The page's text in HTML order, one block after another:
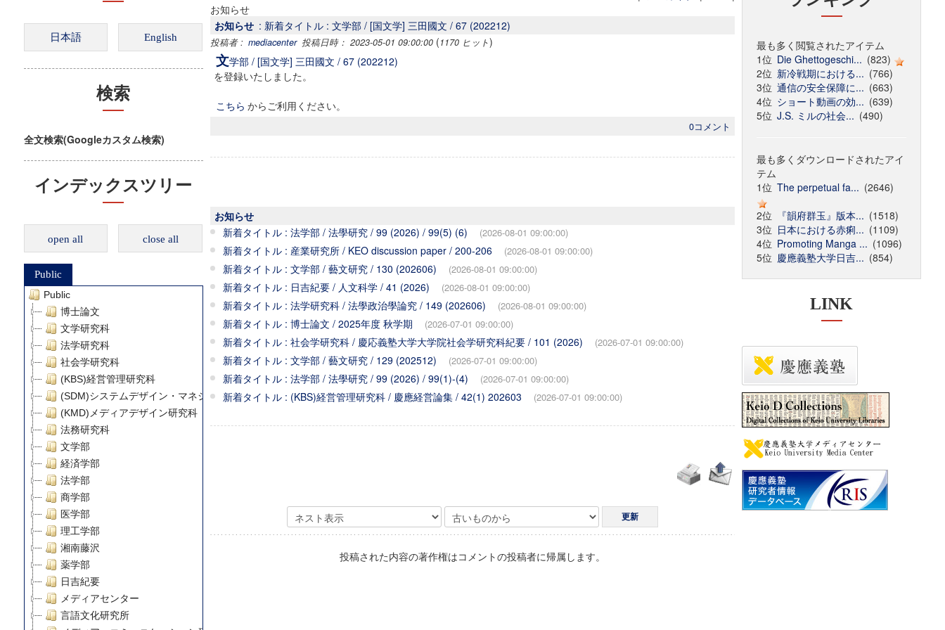
検索
全文検索(Googleカスタム検索)
インデックスツリー
open all close all
Public
Public
博士論文
文学研究科
法学研究科
社会学研究科
(KBS)経営管理研究科
(SDM)システムデザイン・マネジメント研究科
(KMD)メディアデザイン研究科
法務研究科
文学部
経済学部
法学部
商学部
医学部
理工学部
湘南藤沢
薬学部
日吉紀要
メディアセンター
言語文化研究所
お知らせ
お知らせ : 新着タイトル : 文学部 / [国文学] 三田國文 / 67 (202212)
投稿者 : mediacenter 投稿日時： 2023-05-01 09:00:00(1170 ヒット)
文学部 / [国文学] 三田國文 / 67 (202212)
を登録いたしました。
こちら からご利用ください。
0コメント
お知らせ
新着タイトル : 法学部 / 法學研究 / 99 (2026) / 99(5) (6)
(2026-08-01 09:00:00)
新着タイトル : 産業研究所 / KEO discussion paper / 200-206 (2026-08-01 09:00:00)
新着タイトル : 文学部 / 藝文研究 / 130 (202606) (2026-08-01 09:00:00)
新着タイトル : 日吉紀要 / 人文科学 / 41 (2026) (2026-08-01 09:00:00)
新着タイトル : 法学研究科 / 法學政治學論究 / 149 (202606) (2026-08-01 09:00:00)
新着タイトル : 博士論文 / 2025年度 秋学期 (2026-07-01 09:00:00)
新着タイトル : 社会学研究科 / 慶応義塾大学大学院社会学研究科紀要 / 101 (2026) (2026-07-01 09:00:00)
新着タイトル : 文学部 / 藝文研究 / 129 (202512) (2026-07-01 09:00:00)
新着タイトル : 法学部 / 法學研究 / 99 (2026) / 99(1)-(4) (2026-07-01 09:00:00)
新着タイトル : (KBS)経営管理研究科 / 慶應経営論集 / 42(1) 202603 (2026-07-01 09:00:00)
投稿された内容の著作権はコメントの投稿者に帰属します。
最も多く閲覧されたアイテム
1位 Die Ghettogeschi... (823)
2位 新冷戦期における... (766)
3位 通信の安全保障に... (663)
4位 ショート動画の効... (639)
5位 J.S. ミルの社会... (490)
最も多くダウンロードされたアイ
テム
1位 The perpetual fa... (2646)
2位
『韻府群玉』版本... (1518)
3位 日本における赤痢... (1109)
4位 Promoting Manga ... (1096)
5位 慶應義塾大学日吉... (854)
LINK